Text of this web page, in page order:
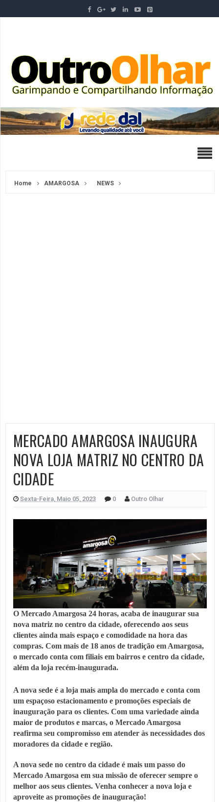
Home AMARGOSA NEWS
MERCADO AMARGOSA INAUGURA
NOVA LOJA MATRIZ NO CENTRO DA
CIDADE
Sexta-Feira, Maio 05, 2023 0 Outro Olhar
O Mercado Amargosa 24 horas, acaba de inaugurar sua
nova matriz no centro da cidade, oferecendo aos seus
clientes ainda mais espaço e comodidade na hora das
compras. Com mais de 18 anos de tradição em Amargosa,
o mercado conta com filiais em bairros e centro da cidade,
além da loja recém-inaugurada.
A nova sede é a loja mais ampla do mercado e conta com
um espaçoso estacionamento e promoções especiais de
inauguração para os clientes. Com uma variedade ainda
maior de produtos e marcas, o Mercado Amargosa
reafirma seu compromisso em atender às necessidades dos
moradores da cidade e região.
A nova sede no centro da cidade é mais um passo do
Mercado Amargosa em sua missão de oferecer sempre o
melhor aos seus clientes. Venha conhecer a nova loja e
aproveite as promoções de inauguração!